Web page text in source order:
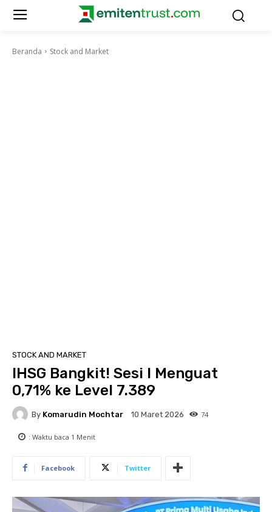
Beranda Stock and Market
STOCK AND MARKET
IHSG Bangkit! Sesi I Menguat
0,71% ke Level 7.389
By Komarudin Mochtar 10 Maret 2026 74
: Waktu baca 1 Menit
Facebook Twitter